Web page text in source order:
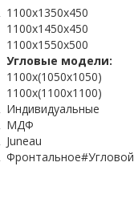
1100х1350х450
1100х1450х450
1100х1550х500
Угловые модели:
1100х(1050х1050)
1100х(1100х1100)
Индивидуальные
МДФ
Juneau
Фронтальное#Угловой